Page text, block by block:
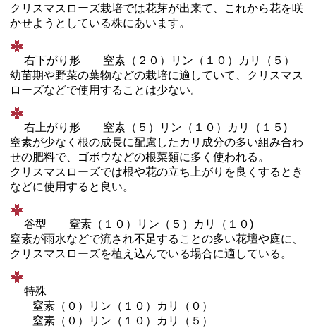
クリスマスローズ栽培では花芽が出来て、これから花を咲
かせようとしている株にあいます。
右下がり形 窒素（２０）リン（１０）カリ（５）
幼苗期や野菜の葉物などの栽培に適していて、クリスマス
ローズなどで使用することは少ない 。
右上がり形 窒素（５）リン（１０）カリ（１５)
窒素が少なく根の成長に配慮したカリ成分の多い組み合わ
せの肥料で、ゴボウなどの根菜類に多く使われる。
クリスマスローズでは根や花の立ち上がりを良くするとき
などに使用すると良い。
谷型 窒素（１０）リン（５）カリ（１０)
窒素が雨水などで流され不足することの多い花壇や庭に、
クリスマスローズを植え込んでいる場合に適している。
特殊
窒素（０）リン（１０）カリ（０）
窒素（０）リン（１０）カリ（５）